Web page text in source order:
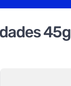
45g